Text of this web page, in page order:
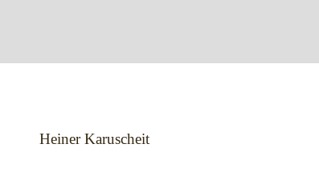
Heiner Karuscheit